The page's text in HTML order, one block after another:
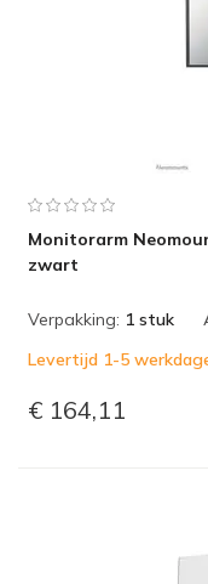
Monitorarm
zwart
Verpakking: 1 stuk
Levertijd 1-5
€ 164,11